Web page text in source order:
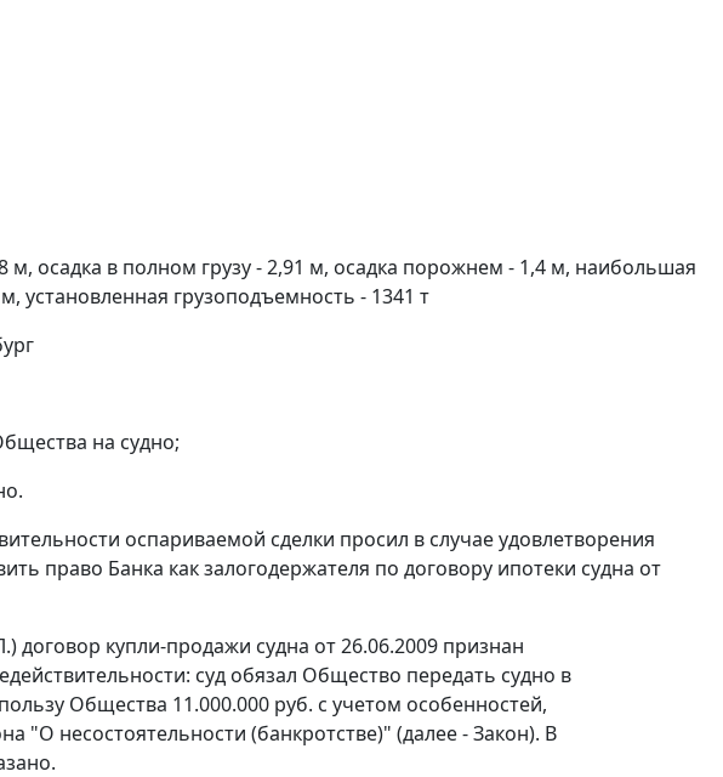
осадка в полном грузу - 2,91 м, осадка порожнем - 1,4 м, наибольшая
установленная грузоподъемность - 1341 т
на судно;
оспариваемой сделки просил в случае удовлетворения
право Банка как залогодержателя по договору ипотеки судна от
договор купли-продажи судна от 26.06.2009 признан
суд обязал Общество передать судно в
Общества 11.000.000 руб. с учетом особенностей,
"О несостоятельности (банкротстве)" (далее - Закон). В